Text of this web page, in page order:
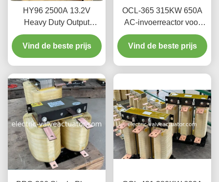
HY96 2500A 13.2V
Heavy Duty Output
Reactor | Zuiver
Koperfolie Wikkeling voor
VFD Harmonischen
Vind de beste prijs
OCL-365 315KW 650A
AC-invoerreactor voor
variabele frequentiedruk
(VFD)
Vind de beste prijs